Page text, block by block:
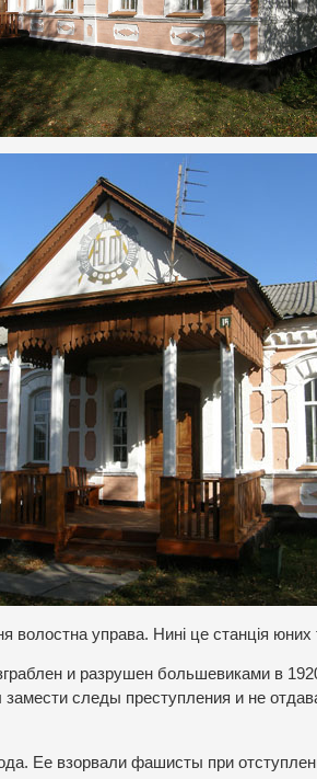
волостна управа. Нині це станція юних
и разрушен большевиками в
следы преступления и не
Ее взорвали фашисты при